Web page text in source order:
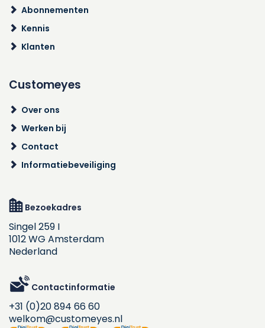
Abonnementen
Kennis
Klanten
Customeyes
Over ons
Werken bij
Contact
Informatiebeveiliging
Bezoekadres
Singel 259 I
1012 WG Amsterdam
Nederland
Contactinformatie
+31 (0)20 894 66 60
welkom@customeyes.nl